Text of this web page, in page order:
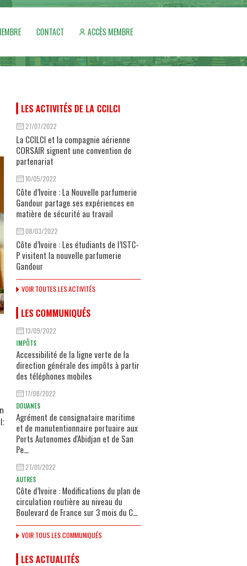
CONTACT ACCÈS MEMBRE
LES ACTIVITÉS DE LA CCILCI
27/07/2022
La CCILCI et la compagnie aérienne
CORSAIR signent une convention de
partenariat
10/05/2022
Côte d’Ivoire : La Nouvelle parfumerie
Gandour partage ses expériences en
matière de sécurité au travail
08/03/2022
Côte d’Ivoire : Les étudiants de l’ISTC-
P visitent la nouvelle parfumerie
Gandour
VOIR TOUTES LES ACTIVITÉS
LES COMMUNIQUÉS
13/09/2022
IMPÔTS
Accessibilité de la ligne verte de la
direction générale des impôts à partir
des téléphones mobiles
17/08/2022
DOUANES
Agrément de consignataire maritime
et de manutentionnaire portuaire aux
Ports Autonomes d'Abidjan et de San
Pe...
27/01/2022
AUTRES
Côte d’Ivoire : Modifications du plan de
circulation routière au niveau du
Boulevard de France sur 3 mois du C...
VOIR TOUS LES COMMUNIQUÉS
LES ACTUALITÉS